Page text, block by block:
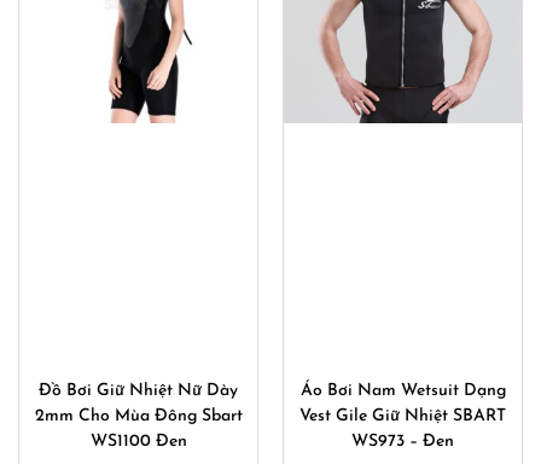
Đồ Bơi Giữ Nhiệt Nữ Dày
2mm Cho Mùa Đông Sbart
WS1100 Đen
Áo Bơi Nam Wetsuit Dạng
Vest Gile Giữ Nhiệt SBART
WS973 – Đen